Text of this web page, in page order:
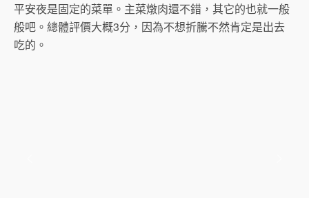
平安夜是固定的菜單。主菜燉肉還不錯，其它的也就一般
般吧。總體評價大概3分，因為不想折騰不然肯定是出去
吃的。